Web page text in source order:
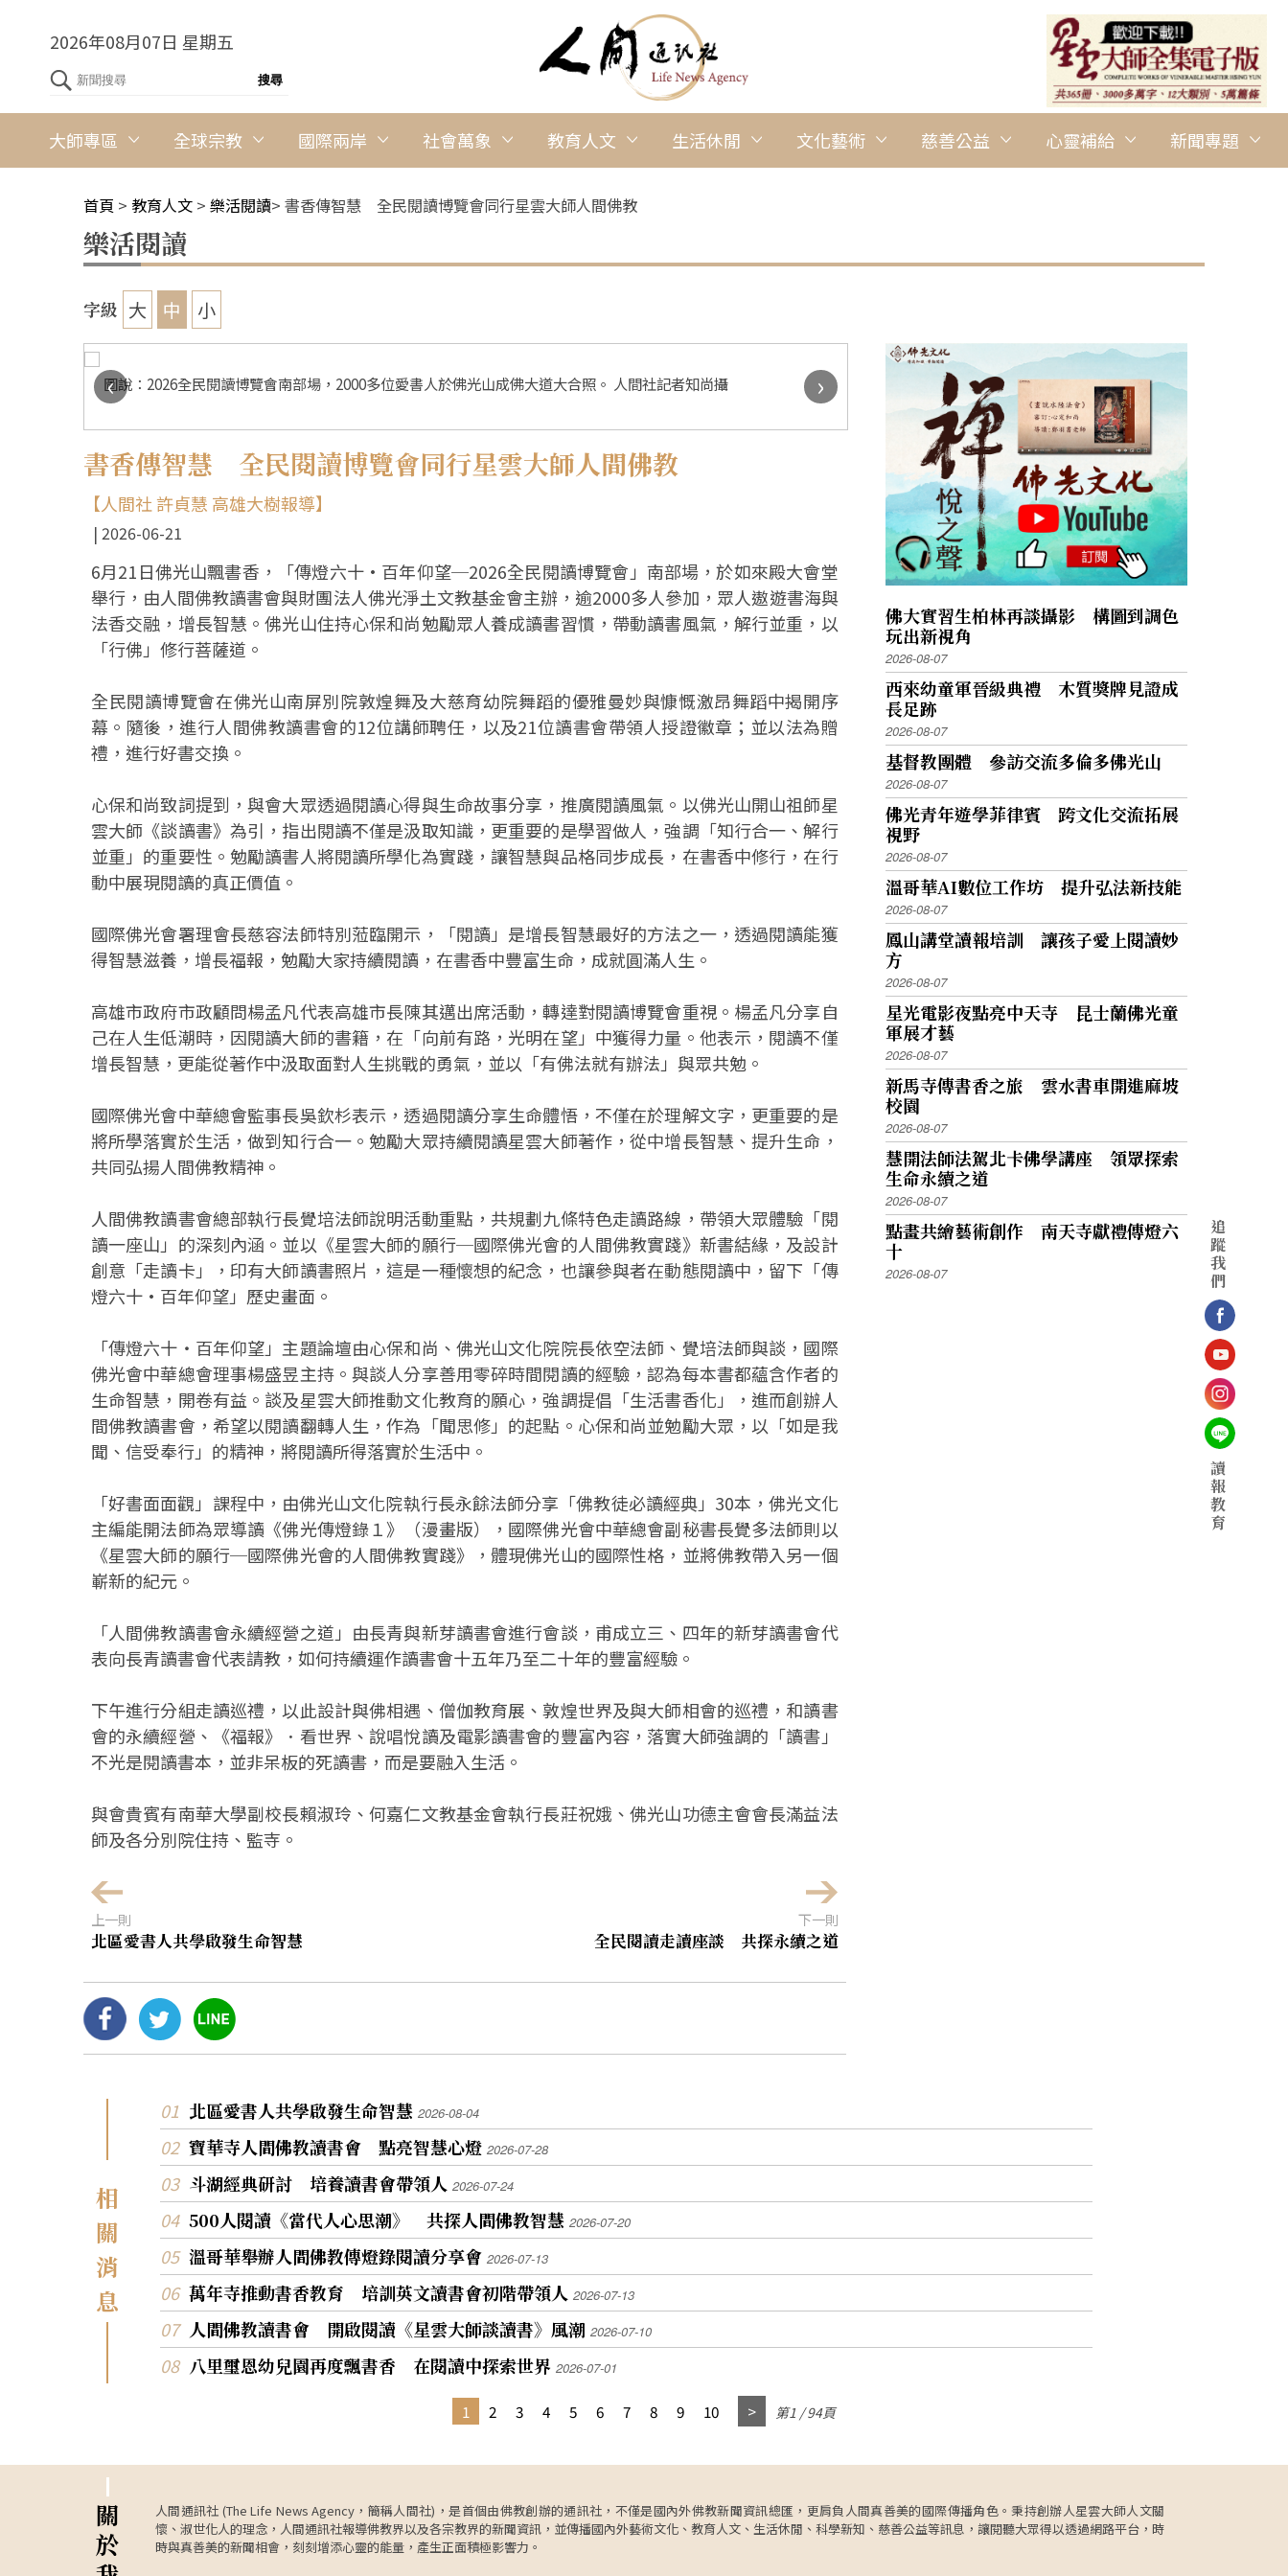
2026年08月07日 星期五
大師專區 全球宗教 國際兩岸 社會萬象 教育人文 生活休閒 文化藝術 慈善公益 心靈補給 新聞專題
首頁 > 教育人文 > 樂活閱讀> 書香傳智慧 全民閱讀博覽會同行星雲大師人間佛教
樂活閱讀
字級 大 中 小
圖說：2026全民閱讀博覽會南部場，2000多位愛書人於佛光山成佛大道大合照。 人間社記者知尚攝 圖說：佛光山住持心保和尚(左3) 為人間佛教讀書會新聘講師受聘
‹ ›
書香傳智慧 全民閱讀博覽會同行星雲大師人間佛教
【人間社 許貞慧 高雄大樹報導】
2026-06-21
6月21日佛光山飄書香，「傳燈六十•百年仰望─2026全民閱讀博覽會」南部場，於如來殿大會堂
舉行，由人間佛教讀書會與財團法人佛光淨土文教基金會主辦，逾2000多人參加，眾人遨遊書海與
法香交融，增長智慧。佛光山住持心保和尚勉勵眾人養成讀書習慣，帶動讀書風氣，解行並重，以
「行佛」修行菩薩道。
全民閱讀博覽會在佛光山南屏別院敦煌舞及大慈育幼院舞蹈的優雅曼妙與慷慨激昂舞蹈中揭開序
幕。隨後，進行人間佛教讀書會的12位講師聘任，以及21位讀書會帶領人授證徽章；並以法為贈
禮，進行好書交換。
心保和尚致詞提到，與會大眾透過閱讀心得與生命故事分享，推廣閱讀風氣。以佛光山開山祖師星
雲大師《談讀書》為引，指出閱讀不僅是汲取知識，更重要的是學習做人，強調「知行合一、解行
並重」的重要性。勉勵讀書人將閱讀所學化為實踐，讓智慧與品格同步成長，在書香中修行，在行
動中展現閱讀的真正價值。
國際佛光會署理會長慈容法師特別蒞臨開示，「閱讀」是增長智慧最好的方法之一，透過閱讀能獲
得智慧滋養，增長福報，勉勵大家持續閱讀，在書香中豐富生命，成就圓滿人生。
高雄市政府市政顧問楊孟凡代表高雄市長陳其邁出席活動，轉達對閱讀博覽會重視。楊孟凡分享自
己在人生低潮時，因閱讀大師的書籍，在「向前有路，光明在望」中獲得力量。他表示，閱讀不僅
增長智慧，更能從著作中汲取面對人生挑戰的勇氣，並以「有佛法就有辦法」與眾共勉。
國際佛光會中華總會監事長吳欽杉表示，透過閱讀分享生命體悟，不僅在於理解文字，更重要的是
將所學落實於生活，做到知行合一。勉勵大眾持續閱讀星雲大師著作，從中增長智慧、提升生命，
共同弘揚人間佛教精神。
人間佛教讀書會總部執行長覺培法師說明活動重點，共規劃九條特色走讀路線，帶領大眾體驗「閱
讀一座山」的深刻內涵。並以《星雲大師的願行─國際佛光會的人間佛教實踐》新書結緣，及設計
創意「走讀卡」，印有大師讀書照片，這是一種懷想的紀念，也讓參與者在動態閱讀中，留下「傳
燈六十•百年仰望」歷史畫面。
「傳燈六十・百年仰望」主題論壇由心保和尚、佛光山文化院院長依空法師、覺培法師與談，國際
佛光會中華總會理事楊盛昱主持。與談人分享善用零碎時間閱讀的經驗，認為每本書都蘊含作者的
生命智慧，開卷有益。談及星雲大師推動文化教育的願心，強調提倡「生活書香化」，進而創辦人
間佛教讀書會，希望以閱讀翻轉人生，作為「聞思修」的起點。心保和尚並勉勵大眾，以「如是我
聞、信受奉行」的精神，將閱讀所得落實於生活中。
「好書面面觀」課程中，由佛光山文化院執行長永餘法師分享「佛教徒必讀經典」30本，佛光文化
主編能開法師為眾導讀《佛光傳燈錄１》（漫畫版），國際佛光會中華總會副秘書長覺多法師則以
《星雲大師的願行─國際佛光會的人間佛教實踐》，體現佛光山的國際性格，並將佛教帶入另一個
嶄新的紀元。
「人間佛教讀書會永續經營之道」由長青與新芽讀書會進行會談，甫成立三、四年的新芽讀書會代
表向長青讀書會代表請教，如何持續運作讀書會十五年乃至二十年的豐富經驗。
下午進行分組走讀巡禮，以此設計與佛相遇、僧伽教育展、敦煌世界及與大師相會的巡禮，和讀書
會的永續經營、《福報》．看世界、說唱悅讀及電影讀書會的豐富內容，落實大師強調的「讀書」
不光是閱讀書本，並非呆板的死讀書，而是要融入生活。
與會貴賓有南華大學副校長賴淑玲、何嘉仁文教基金會執行長莊祝娥、佛光山功德主會會長滿益法
師及各分別院住持、監寺。
上一則
北區愛書人共學啟發生命智慧
下一則
全民閱讀走讀座談 共探永續之道
佛大實習生柏林再談攝影 構圖到調色
玩出新視角
2026-08-07
西來幼童軍晉級典禮 木質獎牌見證成
長足跡
2026-08-07
基督教團體 參訪交流多倫多佛光山
2026-08-07
佛光青年遊學菲律賓 跨文化交流拓展
視野
2026-08-07
溫哥華AI數位工作坊 提升弘法新技能
2026-08-07
鳳山講堂讀報培訓 讓孩子愛上閱讀妙
方
2026-08-07
星光電影夜點亮中天寺 昆士蘭佛光童
軍展才藝
2026-08-07
新馬寺傳書香之旅 雲水書車開進麻坡
校園
2026-08-07
慧開法師法駕北卡佛學講座 領眾探索
生命永續之道
2026-08-07
點畫共繪藝術創作 南天寺獻禮傳燈六
十
2026-08-07
相
關
消
息
北區愛書人共學啟發生命智慧 2026-08-04
寶華寺人間佛教讀書會 點亮智慧心燈 2026-07-28
斗湖經典研討 培養讀書會帶領人 2026-07-24
500人閱讀《當代人心思潮》 共探人間佛教智慧 2026-07-20
溫哥華舉辦人間佛教傳燈錄閱讀分享會 2026-07-13
萬年寺推動書香教育 培訓英文讀書會初階帶領人 2026-07-13
人間佛教讀書會 開啟閱讀《星雲大師談讀書》風潮 2026-07-10
八里璽恩幼兒園再度飄書香 在閱讀中探索世界 2026-07-01
1 2 3 4 5 6 7 8 9 10 第1 / 94頁
關
於
人間通訊社 (The Life News Agency，簡稱人間社)，是首個由佛教創辦的通訊社，不僅是國內外佛教新聞資訊總匯，更肩負人間真善美的國際傳播角色。秉持創辦人星雲大師人文關
懷、淑世化人的理念，人間通訊社報導佛教界以及各宗教界的新聞資訊，並傳播國內外藝術文化、教育人文、生活休閒、科學新知、慈善公益等訊息，讓閱聽大眾得以透過網路平台，時
時與真善美的新聞相會，刻刻增添心靈的能量，產生正面積極影響力。
追
蹤
我
們
讀
報
教
育